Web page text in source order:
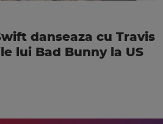
danseaza cu Travis
lui Bad Bunny la US